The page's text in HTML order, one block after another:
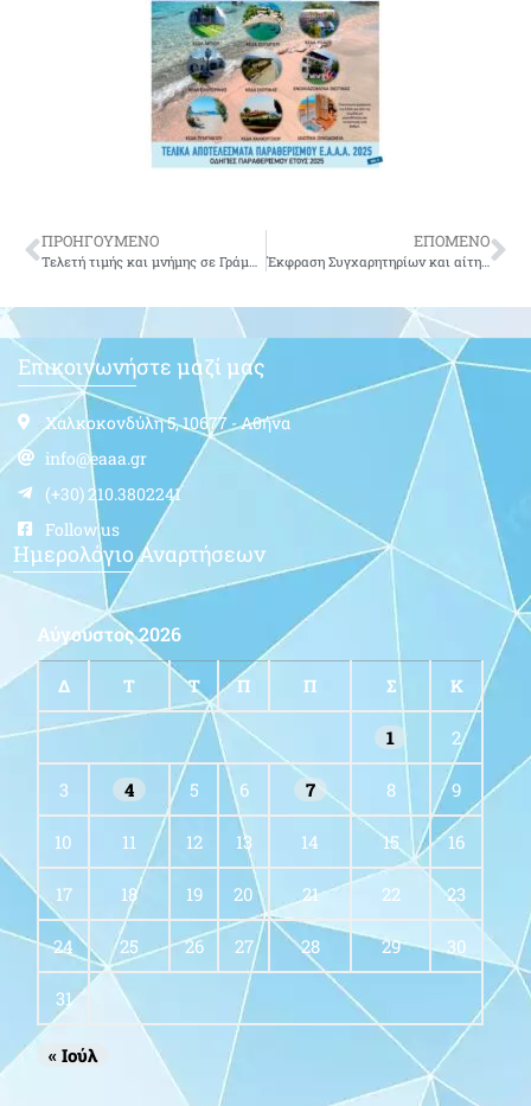
ΠΡΟΗΓΟΥΜΕΝΟ
Τελετή τιμής και μνήμης σε Γράμμο-Βίτσι, τριήμερη μετακίνηση
ΕΠΟΜΕΝΟ
Έκφραση Συγχαρητηρίων και αίτημα του Συντονιστικού ΕΑΑ για συνάντηση με τον Υπουργό Οικονομικών
Επικοινωνήστε μαζί μας
Χαλκοκονδύλη 5, 10677 - Αθήνα
info@eaaa.gr
(+30) 210.3802241
Follow us
Ημερολόγιο Αναρτήσεων
Αύγουστος 2026
Δ Τ Τ Π Π Σ Κ
1 2
3 4 5 6 7 8 9
10 11 12 13 14 15 16
17 18 19 20 21 22 23
24 25 26 27 28 29 30
31
« Ιούλ